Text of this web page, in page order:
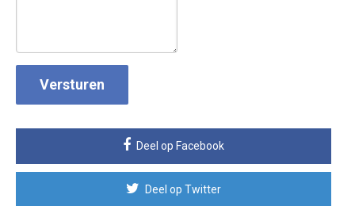
Deel op Facebook
Deel op Twitter